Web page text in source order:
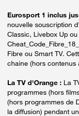
Eurosport 1 inclus
nouvelle souscription
Classic, Livebox Up
Fibre ou Smart TV.
chaine (hors contenus
La TV d'Orange : La
programmes (hors
(hors programmes de
la diffusion) pendant